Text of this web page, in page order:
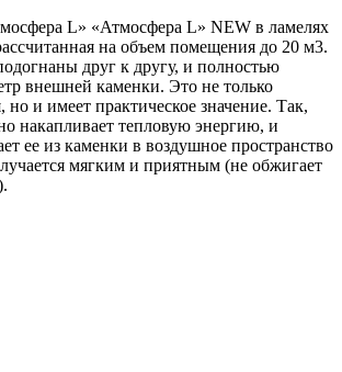
L» «Атмосфера L» NEW в ламелях
на объем помещения до 20 м3.
друг к другу, и полностью
внешней каменки. Это не только
но и имеет практическое значение. Так,
накапливает тепловую энергию, и
ее из каменки в воздушное пространство
мягким и приятным (не обжигает